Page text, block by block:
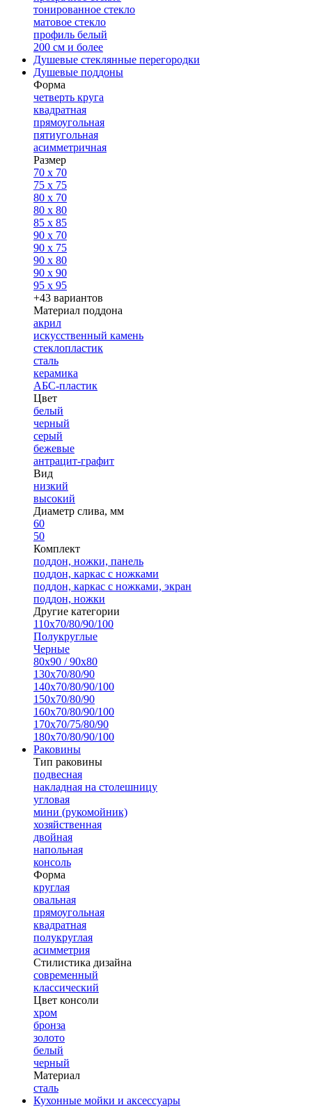
тонированное стекло
матовое стекло
профиль белый
200 см и более
Душевые стеклянные перегородки
Душевые поддоны
Форма
четверть круга
квадратная
прямоугольная
пятиугольная
асимметричная
Размер
70 x 70
75 x 75
80 x 70
80 x 80
85 x 85
90 x 70
90 x 75
90 x 80
90 x 90
95 x 95
+43 вариантов
Материал поддона
акрил
искусственный камень
стеклопластик
сталь
керамика
АБС-пластик
Цвет
белый
черный
серый
бежевые
антрацит-графит
Вид
низкий
высокий
Диаметр слива, мм
60
50
Комплект
поддон, ножки, панель
поддон, каркас с ножками
поддон, каркас с ножками, экран
поддон, ножки
Другие категории
110х70/80/90/100
Полукруглые
Черные
80х90 / 90х80
130х70/80/90
140х70/80/90/100
150х70/80/90
160х70/80/90/100
170х70/75/80/90
180х70/80/90/100
Раковины
Тип раковины
подвесная
накладная на столешницу
угловая
мини (рукомойник)
хозяйственная
двойная
напольная
консоль
Форма
круглая
овальная
прямоугольная
квадратная
полукруглая
асимметрия
Стилистика дизайна
современный
классический
Цвет консоли
хром
бронза
золото
белый
черный
Материал
сталь
Кухонные мойки и аксессуары